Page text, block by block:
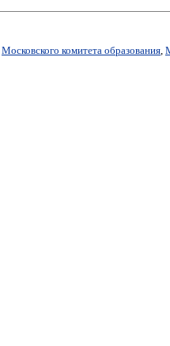
Московского комитета образования,